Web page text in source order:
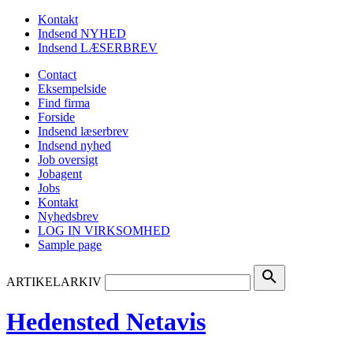
Kontakt
Indsend NYHED
Indsend LÆSERBREV
Contact
Eksempelside
Find firma
Forside
Indsend læserbrev
Indsend nyhed
Job oversigt
Jobagent
Jobs
Kontakt
Nyhedsbrev
LOG IN VIRKSOMHED
Sample page
ARTIKELARKIV search
Hedensted Netavis